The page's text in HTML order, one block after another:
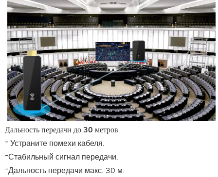
Дальность передачи до 30 метров
* Устраните помехи кабеля.
*Стабильный сигнал передачи.
*Дальность передачи макс. 30 м.